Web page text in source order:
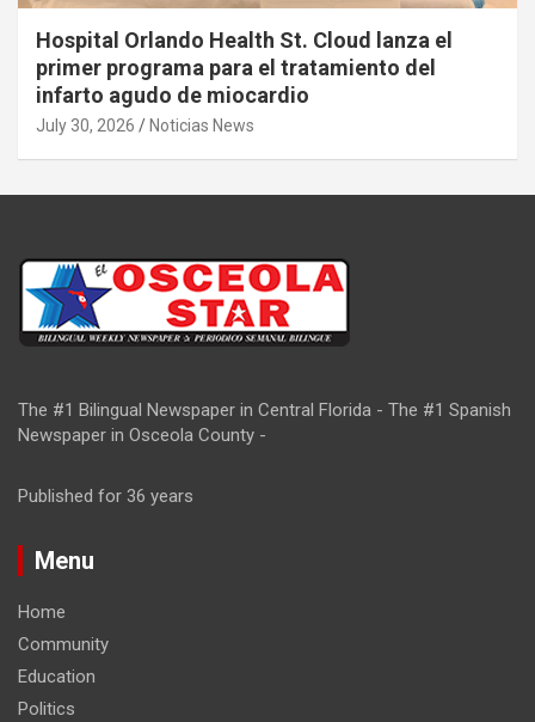
Hospital Orlando Health St. Cloud lanza el
primer programa para el tratamiento del
infarto agudo de miocardio
July 30, 2026 Noticias News
The #1 Bilingual Newspaper in Central Florida - The #1 Spanish
Newspaper in Osceola County -
Published for 36 years
Menu
Home
Community
Education
Politics